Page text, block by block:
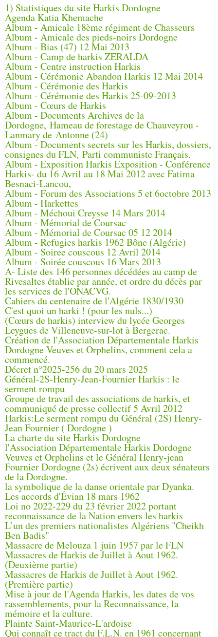
1) Statistiques du site Harkis Dordogne
Agenda Katia Khemache
Album - Amicale 18ème régiment de Chasseurs
Album - Amicale des pieds-noirs Dordogne
Album - Bias (47) 12 Mai 2013
Album - Camp de harkis ZERALDA
Album - Centre instruction Harkis
Album - Cérémonie Abandon Harkis 12 Mai 2014
Album - Cérémonie des Harkis
Album - Cérémonie des Harkis 25-09-2013
Album - Cœurs de Harkis
Album - Documents Archives de la
Dordogne, Hameau de forestage de Chauveyrou -
Lanmary de Antonne (24)
Album - Documents secrets sur les Harkis, dossiers,
consignes du FLN, Parti communiste Français.
Album - Exposition Harkis Exposition - Conférence
Harkis- du 16 Avril au 18 Mai 2012 avec Fatima
Besnaci-Lancou,
Album - Forum des Associations 5 et 6octobre 2013
Album - Harkettes
Album - Méchoui Creysse 14 Mars 2014
Album - Mémorial de Coursac
Album - Mémorial de Coursac 05 12 2014
Album - Refugies harkis 1962 Bône (Algérie)
Album - Soiree couscous 12 Avril 2014
Album - Soirée couscous 16 Mars 2013
A- Liste des 146 personnes décédées au camp de
Rivesaltes établie par année, et ordre du décès par
les services de l'ONACVG.
Cahiers du centenaire de l'Algérie 1830/1930
C'est quoi un harki ! (pour les nuls...)
(Cœurs de harkis) interview du lycée Georges
Leygues de Villeneuve-sur-lot à Bergerac.
Création de l'Association Départementale Harkis
Dordogne Veuves et Orphelins, comment cela a
commencé.
Décret n°2025-256 du 20 mars 2025
Général-2S-Henry-Jean-Fournier Harkis : le
serment rompu
Groupe de travail des associations de harkis, et
communiqué de presse collectif 5 Avril 2012
Harkis:Le serment rompu du Général (2S) Henry-
Jean Fournier ( Dordogne )
La charte du site Harkis Dordogne
l'Association Départementale Harkis Dordogne
Veuves et Orphelins et le Général Henry-jean
Fournier Dordogne (2s) écrivent aux deux sénateurs
de la Dordogne.
la symbolique de la danse orientale par Dyanka.
Les accords d'Évian 18 mars 1962
Loi no 2022-229 du 23 février 2022 portant
reconnaissance de la Nation envers les harkis
L’un des premiers nationalistes Algériens "Cheikh
Ben Badis"
Massacre de Melouza 1 juin 1957 par le FLN
Massacres de Harkis de Juillet à Aout 1962.
(Deuxième partie)
Massacres de Harkis de Juillet à Aout 1962.
(Première partie)
Mise à jour de l'Agenda Harkis, les dates de vos
rassemblements, pour la Reconnaissance, la
mémoire et la culture.
Plainte Saint-Maurice-L'ardoise
Qui connaît ce tract du F.L.N. en 1961 concernant